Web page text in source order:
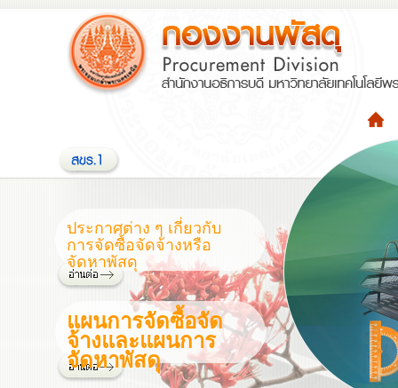
ประกาศต่าง ๆ เกี่ยวกับ
การจัดซื้อจัดจ้างหรือ
จัดหาพัสดุ
แผนการจัดซื้อจัด
จ้างและแผนการ
จัดหาพัสดุ